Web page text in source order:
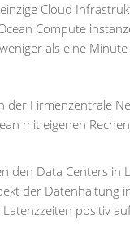
Cloud
Compute
als eine Minute
Firmenzentrale
mit eigenen
den Data Centers in
der Datenhaltung
positiv